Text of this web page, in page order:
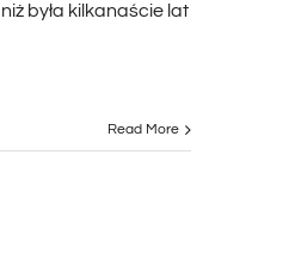
była kilkanaście lat
Read More